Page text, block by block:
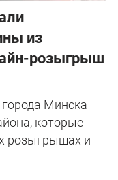
из
розыгрыш
Минска
которые
розыгрышах и